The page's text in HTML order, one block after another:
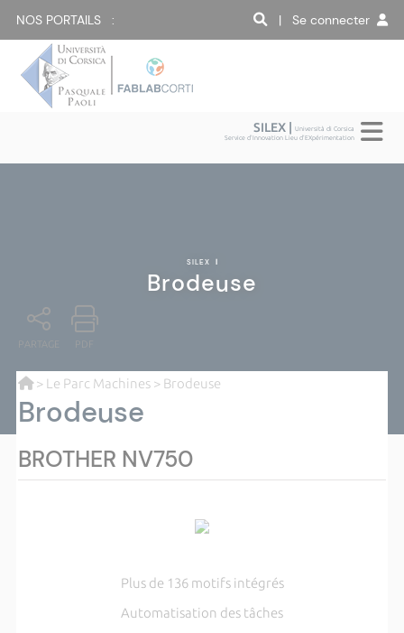
NOS PORTAILS : | Se connecter
SILEX |Università di Corsica
Service d'Innovation Lieu d'EXpérimentation
SILEX |
Brodeuse
PARTAGE PDF
> Le Parc Machines> Brodeuse
Brodeuse
BROTHER NV750
Plus de 136 motifs intégrés
Automatisation des tâches